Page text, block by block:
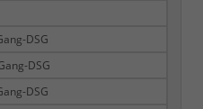
DSG
DSG
DSG